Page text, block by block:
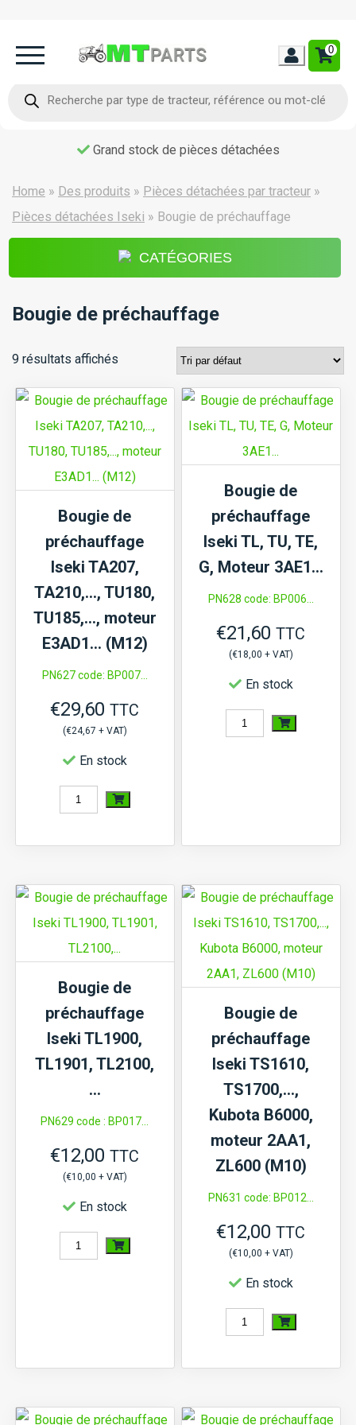
0
produits
Grand stock de pièces détachées
Home » Des produits » Pièces détachées par tracteur »
Pièces détachées Iseki » Bougie de préchauffage
CATÉGORIES
Bougie de préchauffage
9 résultats affichés
Bougie de
préchauffage
Iseki TA207,
TA210,…, TU180,
TU185,…, moteur
E3AD1… (M12)
PN627 code: BP007...
€29,60 TTC
(€24,67 + VAT)
En stock
quantité
Bougie
préchauffage
Iseki
TA207,
TU180,
E3AD1...
Bougie de
préchauffage
Iseki TL, TU, TE,
G, Moteur 3AE1…
PN628 code: BP006...
€21,60 TTC
(€18,00 + VAT)
En stock
quantité
Iseki
TU,
TE,
G,
Moteur
Bougie de
préchauffage
Iseki TL1900,
TL1901, TL2100,
…
PN629 code : BP017...
€12,00 TTC
(€10,00 + VAT)
En stock
quantité
Iseki
TL1901,
Bougie de
préchauffage
Iseki TS1610,
TS1700,…,
Kubota B6000,
moteur 2AA1,
ZL600 (M10)
PN631 code: BP012...
€12,00 TTC
(€10,00 + VAT)
En stock
quantité
Bougie
préchauffage